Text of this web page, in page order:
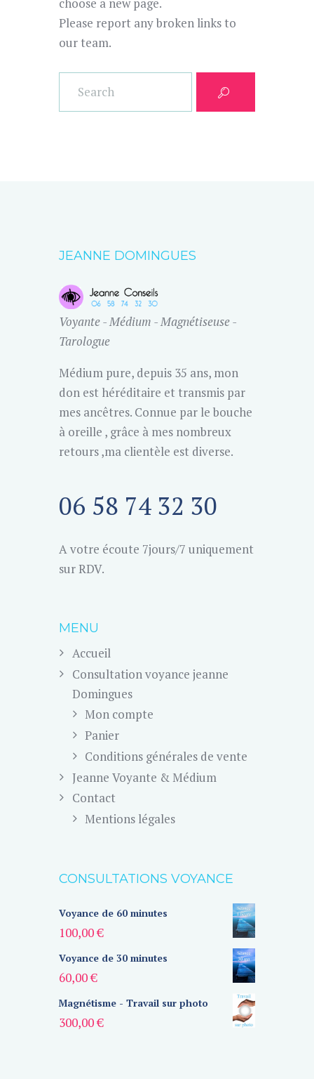
Please report any broken links to
our team.
JEANNE DOMINGUES
Voyante - Médium - Magnétiseuse -
Tarologue
Médium pure, depuis 35 ans, mon
don est héréditaire et transmis par
mes ancêtres. Connue par le bouche
à oreille , grâce à mes nombreux
retours ,ma clientèle est diverse.
06 58 74 32 30
A votre écoute 7jours/7 uniquement
sur RDV.
MENU
Accueil
Consultation voyance jeanne
Domingues
Mon compte
Panier
Conditions générales de vente
Jeanne Voyante & Médium
Contact
Mentions légales
CONSULTATIONS VOYANCE
Voyance de 60 minutes
100,00€
Voyance de 30 minutes
60,00€
Magnétisme - Travail sur photo
300,00€